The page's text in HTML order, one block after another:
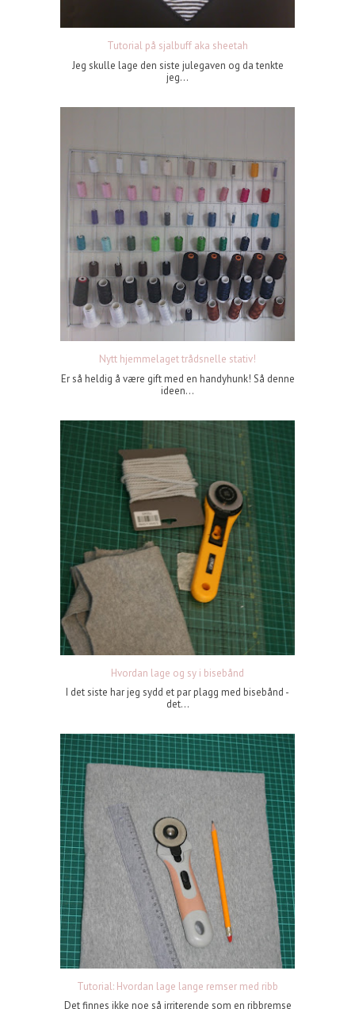
Tutorial på sjalbuff aka sheetah
Jeg skulle lage den siste julegaven og da tenkte
jeg...
Nytt hjemmelaget trådsnelle stativ!
Er så heldig å være gift med en handyhunk! Så denne
ideen...
Hvordan lage og sy i bisebånd
I det siste har jeg sydd et par plagg med bisebånd -
det...
Tutorial: Hvordan lage lange remser med ribb
Det finnes ikke noe så irriterende som en ribbremse